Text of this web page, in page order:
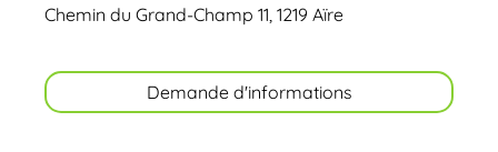
Chemin du Grand-Champ 11, 1219 Aïre
Demande d'informations